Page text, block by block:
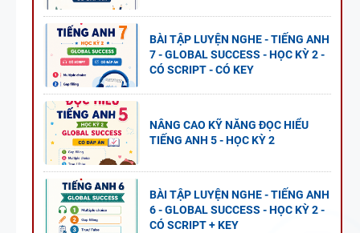
BÀI TẬP LUYỆN NGHE - TIẾNG ANH
7 - GLOBAL SUCCESS - HỌC KỲ 2 -
CÓ SCRIPT - CÓ KEY
NÂNG CAO KỸ NĂNG ĐỌC HIỂU
TIẾNG ANH 5 - HỌC KỲ 2
BÀI TẬP LUYỆN NGHE - TIẾNG ANH
6 - GLOBAL SUCCESS - HỌC KỲ 2 -
CÓ SCRIPT + KEY